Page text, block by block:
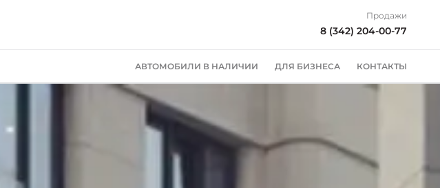
Продажи
8 (342) 204-00-77
АВТОМОБИЛИ В НАЛИЧИИ ДЛЯ БИЗНЕСА КОНТАКТЫ